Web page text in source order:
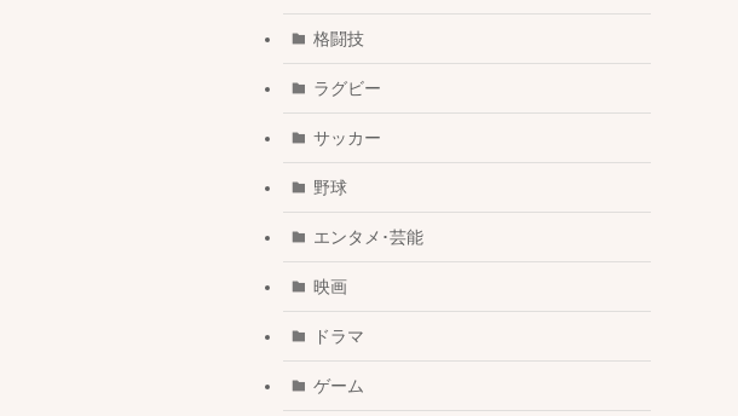
格闘技
ラグビー
サッカー
野球
エンタメ･芸能
映画
ドラマ
ゲーム